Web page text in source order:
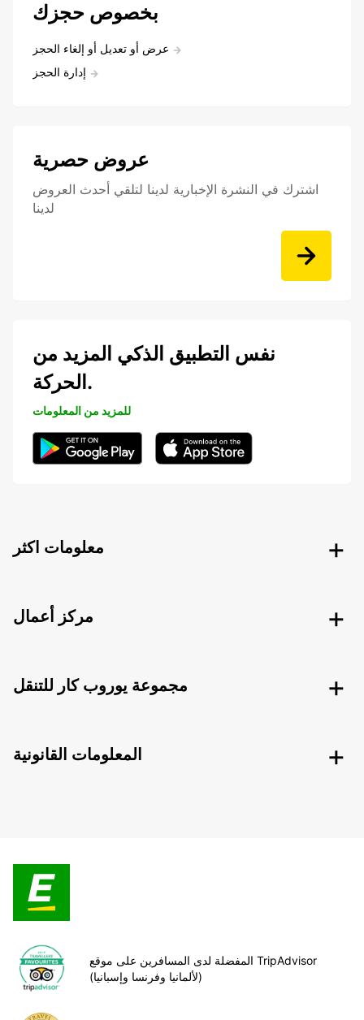
بخصوص حجزك
عرض أو تعديل أو إلغاء الحجز
إدارة الحجز
عروض حصرية
اشترك في النشرة الإخبارية لدينا لتلقي أحدث العروض
لدينا
نفس التطبيق الذكي المزيد من
الحركة.
للمزيد من المعلومات
معلومات اكثر
مركز أعمال
مجموعة يوروب كار للتنقل
المعلومات القانونية
المفضلة لدى المسافرين على موقع TripAdvisor
(لألمانيا وفرنسا وإسبانيا)